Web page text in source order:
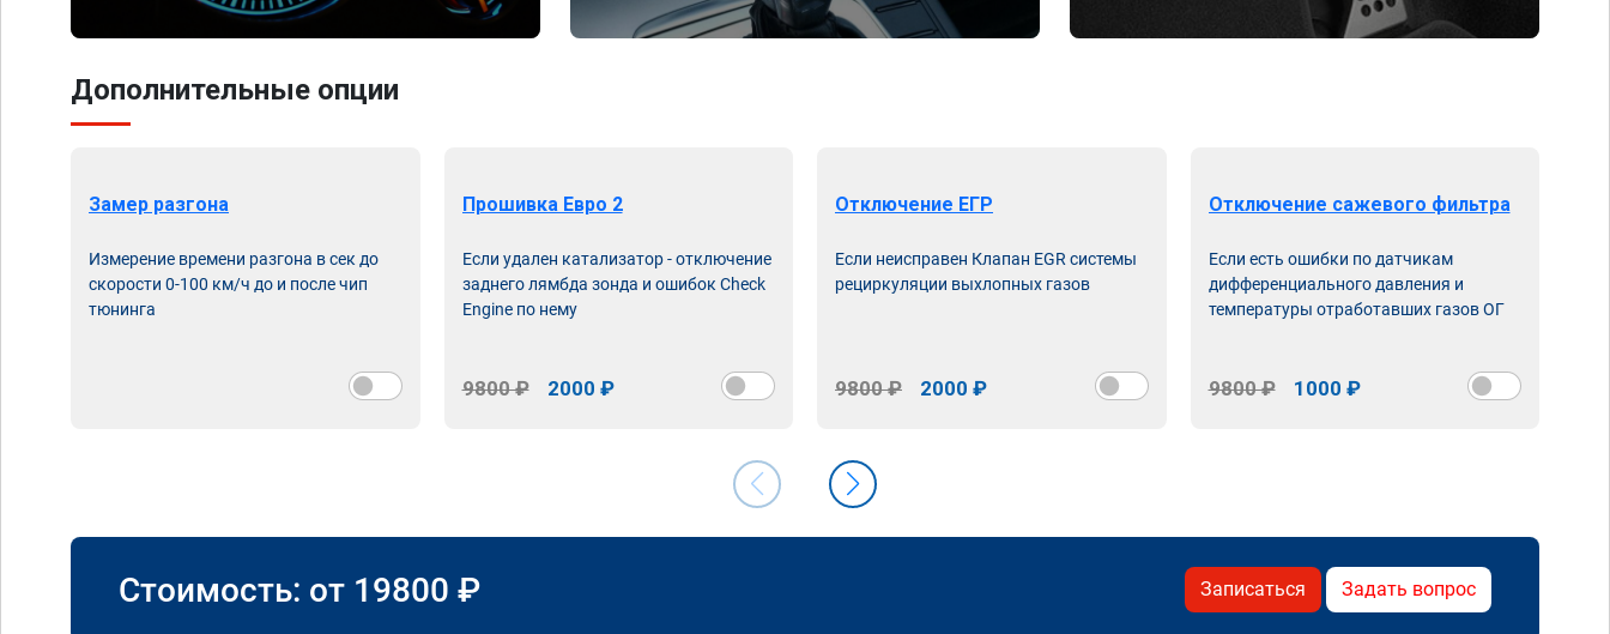
Дополнительные опции
Замер разгона
Измерение времени разгона в сек до
скорости 0-100 км/ч до и после чип
тюнинга
Прошивка Евро 2
Если удален катализатор - отключение
заднего лямбда зонда и ошибок Check
Engine по нему
9800 ₽ 2000 ₽
Отключение ЕГР
Если неисправен Клапан EGR системы
рециркуляции выхлопных газов
9800 ₽ 2000 ₽
Отключение сажевого фильтра
Если есть ошибки по датчикам
дифференциального давления и
температуры отработавших газов ОГ
9800 ₽ 1000 ₽
Стоимость: от 19800 ₽ Записаться Задать вопрос